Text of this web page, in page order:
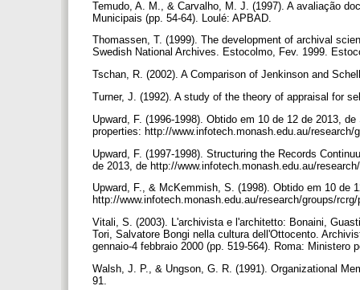
Temudo, A. M., & Carvalho, M. J. (1997). A avaliação
Municipais (pp. 54-64). Loulé: APBAD.
Thomassen, T. (1999). The development of archival
Swedish National Archives. Estocolmo, Fev. 1999.
Tschan, R. (2002). A Comparison of Jenkinson and
Turner, J. (1992). A study of the theory of appraisal for
Upward, F. (1996-1998). Obtido em 10 de 12 de 2013,
properties: http://www.infotech.monash.edu.au/
Upward, F. (1997-1998). Structuring the Records
de 2013, de http://www.infotech.monash.edu.au/
Upward, F., & McKemmish, S. (1998). Obtido em 10 de
http://www.infotech.monash.edu.au/research/groups/
Vitali, S. (2003). L'archivista e l'architetto: Bonaini,
Tori, Salvatore Bongi nella cultura dell'Ottocento.
gennaio-4 febbraio 2000 (pp. 519-564). Roma:
Walsh, J. P., & Ungson, G. R. (1991). Organizational
91.